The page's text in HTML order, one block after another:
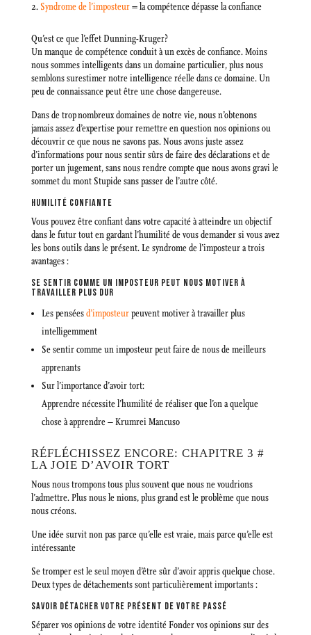
Syndrome de l’imposteur= la compétence dépasse la confiance
Qu’est ce que l’effet Dunning-Kruger?
Un manque de compétence conduit à un excès de confiance. Moins
nous sommes intelligents dans un domaine particulier, plus nous
semblons surestimer notre intelligence réelle dans ce domaine. Un
peu de connaissance peut être une chose dangereuse.
Dans de trop nombreux domaines de notre vie, nous n’obtenons
jamais assez d’expertise pour remettre en question nos opinions ou
découvrir ce que nous ne savons pas. Nous avons juste assez
d’informations pour nous sentir sûrs de faire des déclarations et de
porter un jugement, sans nous rendre compte que nous avons gravi le
sommet du mont Stupide sans passer de l’autre côté.
HUMILITÉ CONFIANTE
Vous pouvez être confiant dans votre capacité à atteindre un objectif
dans le futur tout en gardant l’humilité de vous demander si vous avez
les bons outils dans le présent. Le syndrome de l’imposteur a trois
avantages :
SE SENTIR COMME UN IMPOSTEUR PEUT NOUS MOTIVER À
TRAVAILLER PLUS DUR
Les penséesd’imposteurpeuvent motiver à travailler plus
intelligemment
Se sentir comme un imposteur peut faire de nous de meilleurs
apprenants
Sur l’importance d’avoir tort:
Apprendre nécessite l’humilité de réaliser que l’on a quelque
chose à apprendre – Krumrei Mancuso
RÉFLÉCHISSEZ ENCORE: CHAPITRE 3 #
LA JOIE D’AVOIR TORT
Nous nous trompons tous plus souvent que nous ne voudrions
l’admettre. Plus nous le nions, plus grand est le problème que nous
nous créons.
Une idée survit non pas parce qu’elle est vraie, mais parce qu’elle est
intéressante
Se tromper est le seul moyen d’être sûr d’avoir appris quelque chose.
Deux types de détachements sont particulièrement importants :
SAVOIR DÉTACHER VOTRE PRÉSENT DE VOTRE PASSÉ
Séparer vos opinions de votre identité Fonder vos opinions sur des